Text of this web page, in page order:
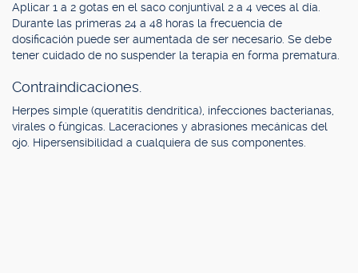
Aplicar 1 a 2 gotas en el saco conjuntival 2 a 4 veces al día.
Durante las primeras 24 a 48 horas la frecuencia de
dosificación puede ser aumentada de ser necesario. Se debe
tener cuidado de no suspender la terapia en forma prematura.
Contraindicaciones.
Herpes simple (queratitis dendrítica), infecciones bacterianas,
virales o fúngicas. Laceraciones y abrasiones mecánicas del
ojo. Hipersensibilidad a cualquiera de sus componentes.